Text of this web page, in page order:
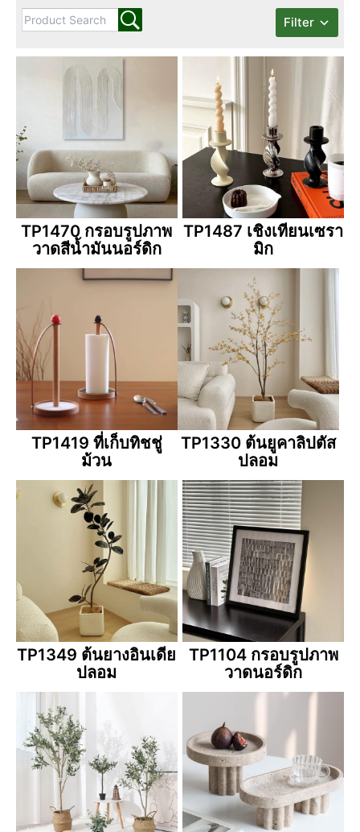
Filter
TP1470 กรอบรูปภาพ
วาดสีน้ำมันนอร์ดิก
TP1487 เชิงเทียนเซรา
มิก
TP1419 ที่เก็บทิชชู่
ม้วน
TP1330 ต้นยูคาลิปตัส
ปลอม
TP1349 ต้นยางอินเดีย
ปลอม
TP1104 กรอบรูปภาพ
วาดนอร์ดิก